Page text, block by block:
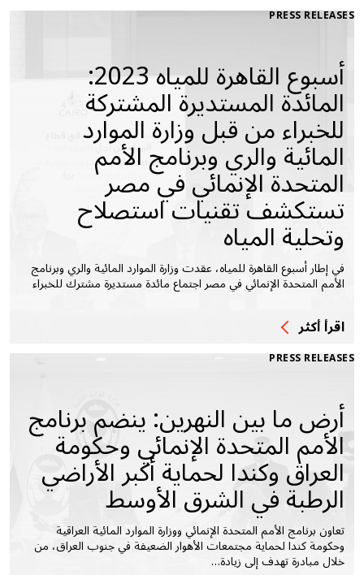
PRESS RELEASES
أسبوع القاهرة للمياه 2023:
المائدة المستديرة المشتركة
للخبراء من قبل وزارة الموارد
المائية والري وبرنامج الأمم
المتحدة الإنمائي في مصر
تستكشف تقنيات استصلاح
وتحلية المياه
في إطار أسبوع القاهرة للمياه، عقدت وزارة الموارد المائية والري وبرنامج
الأمم المتحدة الإنمائي في مصر اجتماع مائدة مستديرة مشترك للخبراء
اقرأ أكثر
PRESS RELEASES
أرض ما بين النهرين: ينضم برنامج
الأمم المتحدة الإنمائي وحكومة
العراق وكندا لحماية أكبر الأراضي
الرطبة في الشرق الأوسط
تعاون برنامج الأمم المتحدة الإنمائي ووزارة الموارد المائية العراقية
وحكومة كندا لحماية مجتمعات الأهوار الضعيفة في جنوب العراق، من
خلال مبادرة تهدف إلى زيادة…